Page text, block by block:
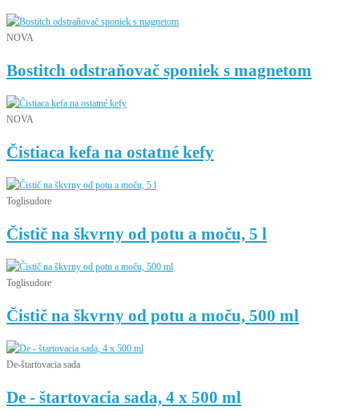
NOVA
Bostitch odstraňovač sponiek s magnetom
NOVA
Čistiaca kefa na ostatné kefy
Toglisudore
Čistič na škvrny od potu a moču, 5 l
Toglisudore
Čistič na škvrny od potu a moču, 500 ml
De-štartovacia sada
De - štartovacia sada, 4 x 500 ml